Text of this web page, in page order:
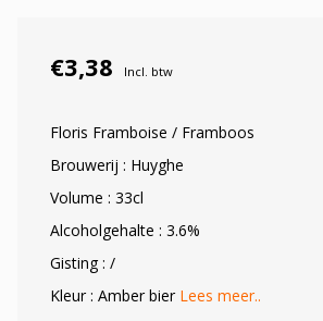
€3,38 Incl. btw
Floris Framboise / Framboos
Brouwerij : Huyghe
Volume : 33cl
Alcoholgehalte : 3.6%
Gisting : /
Kleur : Amber bier Lees meer..